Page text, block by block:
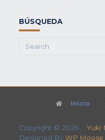
BÚSQUEDA
Search
Inicio
Copyright © 2026 Yuki
Designed By WP Moose